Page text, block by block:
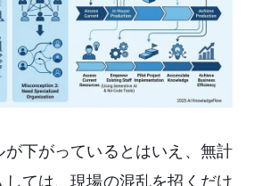
が下がっているとはいえ、無計
ては、現場の混乱を招くだけ